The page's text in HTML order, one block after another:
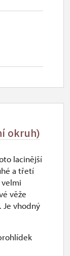
okruh)
lacinější
a třetí
věže
Je vhodný